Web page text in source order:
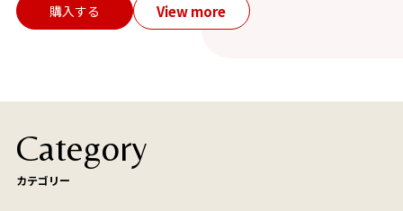
購入する View more
Category
カテゴリー